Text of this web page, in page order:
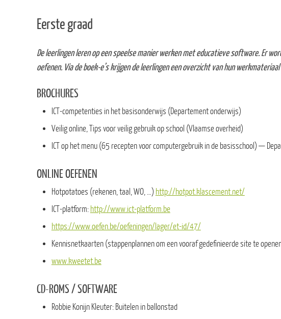
Eerste graad
De leerlingen leren op een speelse manier werken met educatieve software. Er
oefenen. Via de boek-e’s krijgen de leerlingen een overzicht van hun
BROCHURES
ICT-competenties in het basisonderwijs (Departement onderwijs)
Veilig online, Tips voor veilig gebruik op school (Vlaamse overheid)
ICT op het menu (65 recepten voor computergebruik in de basisschool) —
ONLINE OEFENEN
Hotpotatoes (rekenen, taal, WO, …) http://hotpot.klascement.net/
ICT-platform: http://www.ict-platform.be
https://www.oefen.be/oefeningen/lager/et-id/47/
Kennisnetkaarten (stappenplannen om een vooraf gedefinieerde site te
www.kweetet.be
CD-ROMS / SOFTWARE
Robbie Konijn Kleuter: Buitelen in ballonstad